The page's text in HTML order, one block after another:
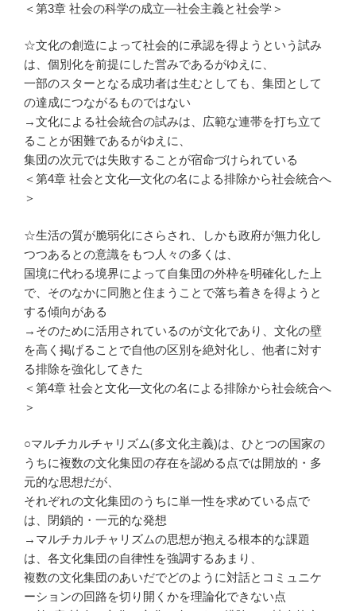
＜第3章 社会の科学の成立―社会主義と社会学＞
☆文化の創造によって社会的に承認を得ようという試み
は、個別化を前提にした営みであるがゆえに、
一部のスターとなる成功者は生むとしても、集団として
の達成につながるものではない
→文化による社会統合の試みは、広範な連帯を打ち立て
ることが困難であるがゆえに、
集団の次元では失敗することが宿命づけられている
＜第4章 社会と文化―文化の名による排除から社会統合へ
＞
☆生活の質が脆弱化にさらされ、しかも政府が無力化し
つつあるとの意識をもつ人々の多くは、
国境に代わる境界によって自集団の外枠を明確化した上
で、そのなかに同胞と住まうことで落ち着きを得ようと
する傾向がある
→そのために活用されているのが文化であり、文化の壁
を高く掲げることで自他の区別を絶対化し、他者に対す
る排除を強化してきた
＜第4章 社会と文化―文化の名による排除から社会統合へ
＞
○マルチカルチャリズム(多文化主義)は、ひとつの国家の
うちに複数の文化集団の存在を認める点では開放的・多
元的な思想だが、
それぞれの文化集団のうちに単一性を求めている点で
は、閉鎖的・一元的な発想
→マルチカルチャリズムの思想が抱える根本的な課題
は、各文化集団の自律性を強調するあまり、
複数の文化集団のあいだでどのように対話とコミュニケ
ーションの回路を切り開くかを理論化できない点